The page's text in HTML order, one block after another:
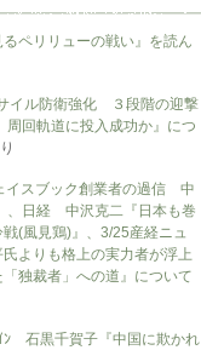
ペリリューの戦い』を読ん
イル防衛強化 ３段階の迎撃
周回軌道に投入成功か』につ
スブック創業者の過信 中
、日経 中沢克二『日本も巻
(風見鶏)』、3/25産経ニュ
よりも格上の実力者が浮上
独裁者」への道』について
ﾝ 石黒千賀子『中国に欺かれ